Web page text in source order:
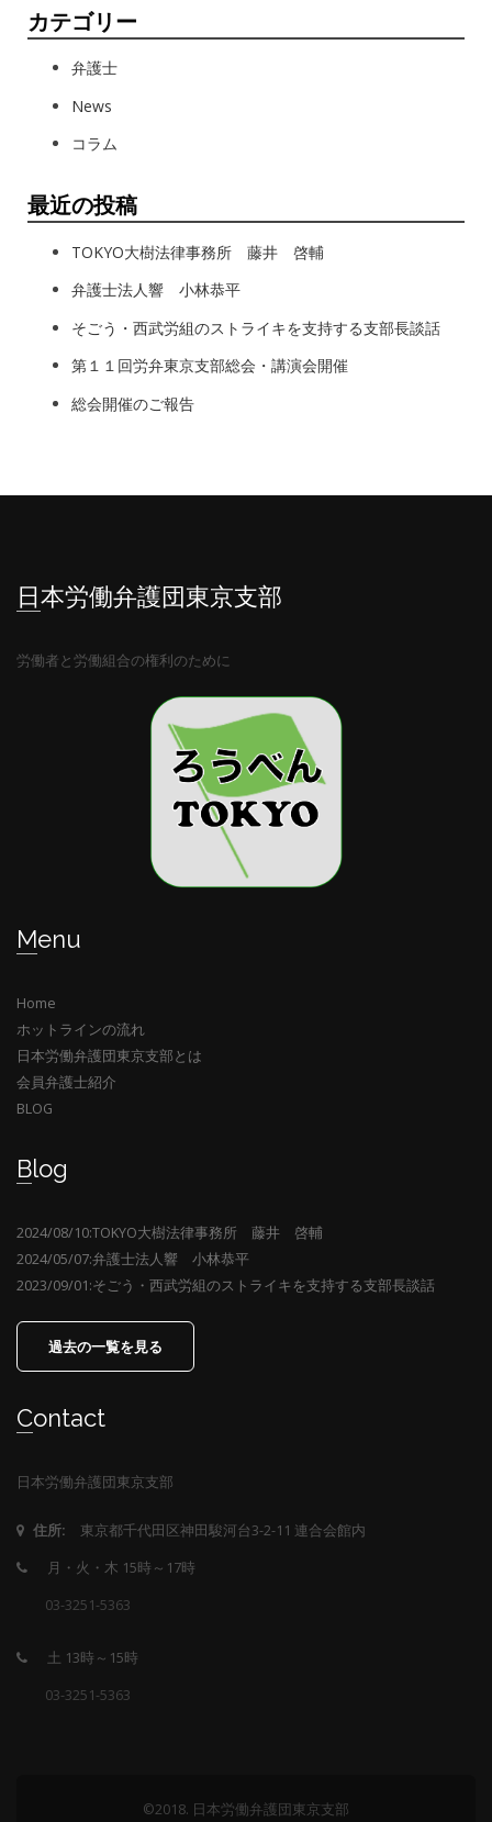
カテゴリー
弁護士
News
コラム
最近の投稿
TOKYO大樹法律事務所 藤井 啓輔
弁護士法人響 小林恭平
そごう・西武労組のストライキを支持する支部長談話
第１１回労弁東京支部総会・講演会開催
総会開催のご報告
日本労働弁護団東京支部
労働者と労働組合の権利のために
Menu
Home
ホットラインの流れ
日本労働弁護団東京支部とは
会員弁護士紹介
BLOG
Blog
2024/08/10:TOKYO大樹法律事務所 藤井 啓輔
2024/05/07:弁護士法人響 小林恭平
2023/09/01:そごう・西武労組のストライキを支持する支部長談話
過去の一覧を見る
Contact
日本労働弁護団東京支部
住所:
東京都千代田区神田駿河台3-2-11 連合会館内
月・火・木 15時～17時
03-3251-5363
土 13時～15時
03-3251-5363
©2018. 日本労働弁護団東京支部